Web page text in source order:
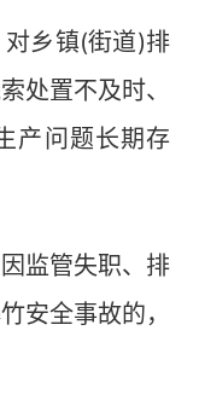
乡镇(街道)排
处置不及时、
产问题长期存
监管失职、排
安全事故的，